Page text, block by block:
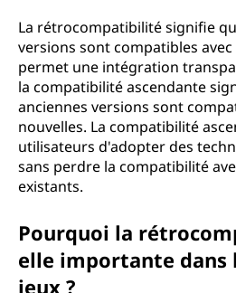
La rétrocompatibilité signifie
versions sont compatibles avec
permet une intégration
la compatibilité ascendante
anciennes versions sont
nouvelles. La compatibilité
utilisateurs d'adopter des
sans perdre la compatibilité
existants.
Pourquoi la
elle importante dans
jeux ?